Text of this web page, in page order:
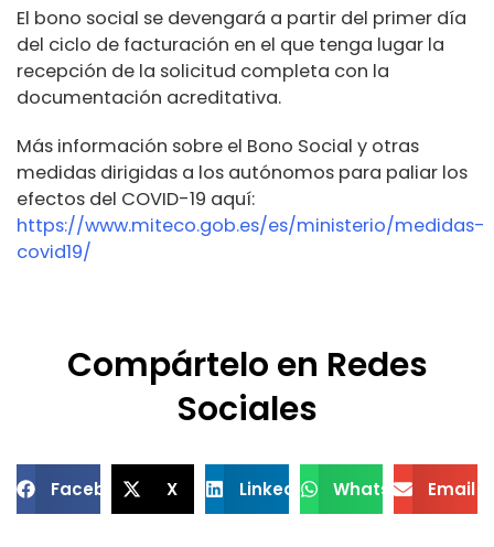
El bono social se devengará a partir del primer día
del ciclo de facturación en el que tenga lugar la
recepción de la solicitud completa con la
documentación acreditativa.
Más información sobre el Bono Social y otras
medidas dirigidas a los autónomos para paliar los
efectos del COVID-19 aquí:
https://www.miteco.gob.es/es/ministerio/medidas-
covid19/
Compártelo en Redes
Sociales
Facebook X LinkedIn WhatsApp Email